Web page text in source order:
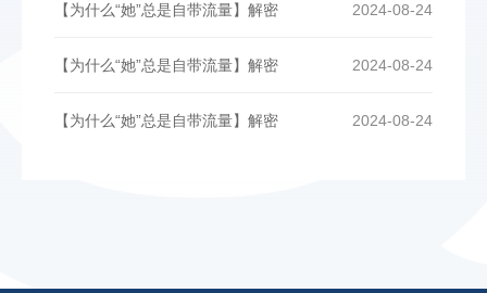
2024-08-24
【为什么“她”总是自带流量】解密
2024-08-24
【为什么“她”总是自带流量】解密
2024-08-24
【为什么“她”总是自带流量】解密